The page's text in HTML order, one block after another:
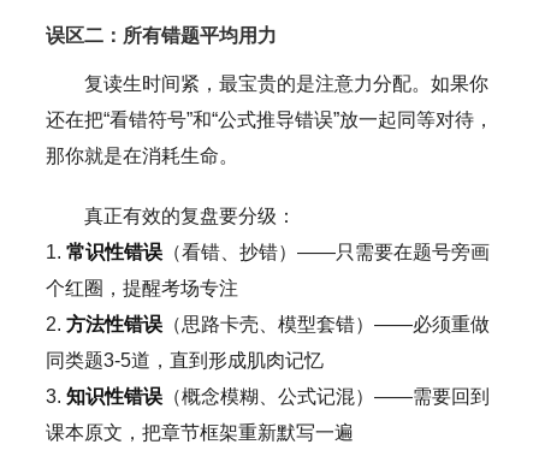
误区二：所有错题平均用力
复读生时间紧，最宝贵的是注意力分配。如果你
还在把“看错符号”和“公式推导错误”放一起同等对待，
那你就是在消耗生命。
真正有效的复盘要分级：
1. 常识性错误（看错、抄错）——只需要在题号旁画
个红圈，提醒考场专注
2. 方法性错误（思路卡壳、模型套错）——必须重做
同类题3-5道，直到形成肌肉记忆
3. 知识性错误（概念模糊、公式记混）——需要回到
课本原文，把章节框架重新默写一遍